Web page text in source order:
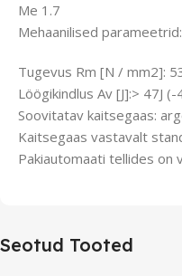
Me 1.7
Mehaanilised parameetrid:
Tugevus Rm [N / mm2]:
Löögikindlus Av [J]:> 47J (-
Soovitatav kaitsegaas:
Kaitsegaas vastavalt
Pakiautomaati tellides on
Seotud Tooted